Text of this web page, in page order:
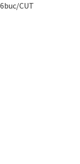
CUT